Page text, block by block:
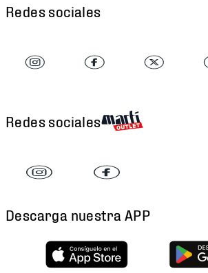
Redes sociales
Redes sociales
Descarga nuestra APP